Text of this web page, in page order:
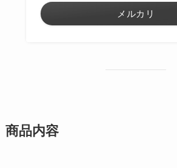
メルカリ
商品内容